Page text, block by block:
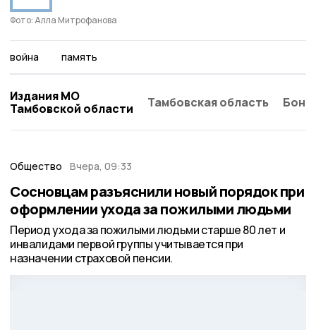
Фото: Алла Митрофанова
война память
Издания МО
Тамбовской области
Тамбовская область
Общество Вчера, 09:33
Сосновцам разъяснили новый порядок при
оформлении ухода за пожилыми людьми
Период ухода за пожилыми людьми старше 80 лет и
инвалидами первой группы учитывается при
назначении страховой пенсии.